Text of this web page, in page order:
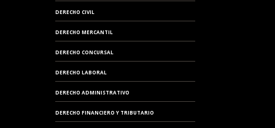
DERECHO CIVIL
DERECHO MERCANTIL
DERECHO CONCURSAL
DERECHO LABORAL
DERECHO ADMINISTRATIVO
DERECHO FINANCIERO Y TRIBUTARIO